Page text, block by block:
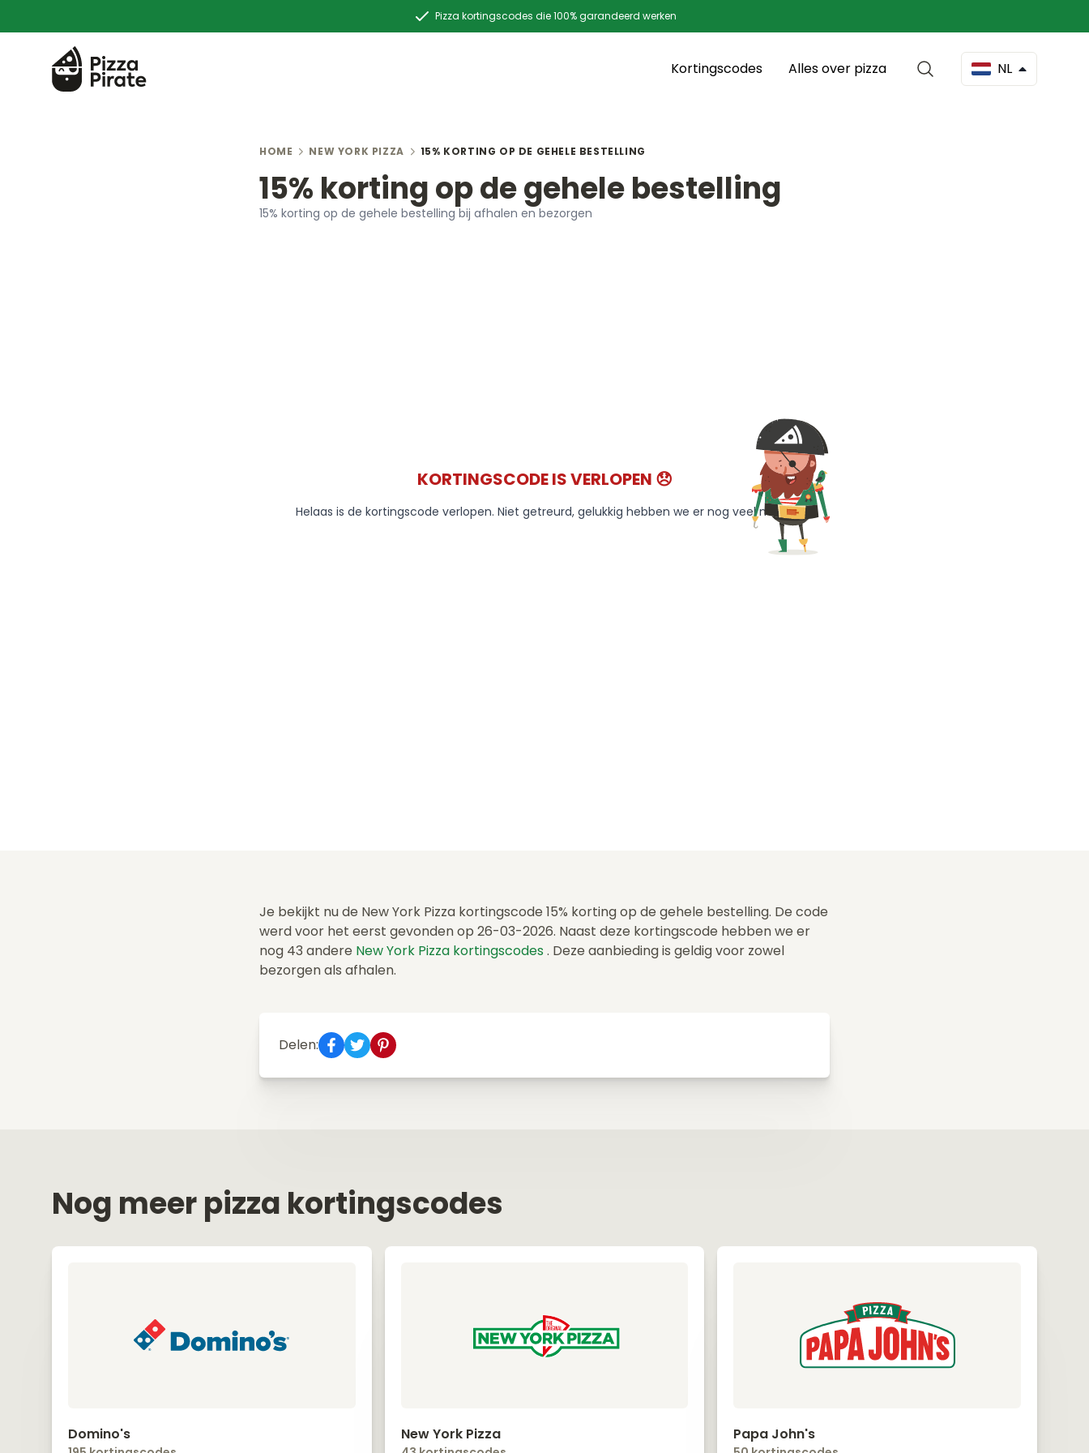
Pizza kortingscodes die 100% garandeerd werken
Kortingscodes Alles over pizza NL
HOME NEW YORK PIZZA 15% KORTING OP DE GEHELE BESTELLING
15% korting op de gehele bestelling
15% korting op de gehele bestelling bij afhalen en bezorgen
KORTINGSCODE IS VERLOPEN 😞
Helaas is de kortingscode verlopen. Niet getreurd, gelukkig hebben we er nog veel meer!
Je bekijkt nu de New York Pizza kortingscode 15% korting op de gehele bestelling. De code
werd voor het eerst gevonden op 26-03-2026. Naast deze kortingscode hebben we er
nog 43 andere New York Pizza kortingscodes . Deze aanbieding is geldig voor zowel
bezorgen als afhalen.
Delen:
Nog meer pizza kortingscodes
Domino's New York Pizza Papa John's